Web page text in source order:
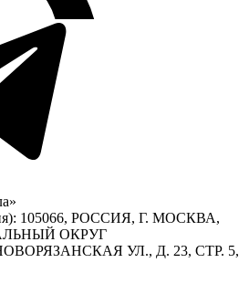
105066, РОССИЯ, Г. МОСКВА,
ОКРУГ
УЛ., Д. 23, СТР. 5,